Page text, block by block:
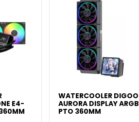
E4-
WATERCOOLER DIGOO
AURORA DISPLAY ARGB
PTO 360MM